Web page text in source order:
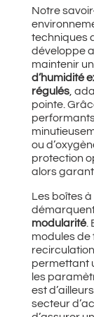
Notre
techniques
développe
maintenir
d’humidité
régulés,
pointe.
ou
protection
alors
Les boîtes
modularité.
modules
permettant
les
est
secteur